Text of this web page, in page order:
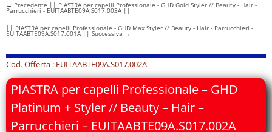
← Precedente || PIASTRA per capelli Professionale - GHD Gold Styler // Beauty - Hair -
Parrucchieri - EUITAABTE09A.S017.003A ||
|| PIASTRA per capelli Professionale - GHD Max Styler // Beauty - Hair - Parrucchieri -
EUITAABTE09A.S017.001A || Successiva →
Cod. Offerta : EUITAABTE09A.S017.002A
PIASTRA per capelli Professionale – GHD
Platinum + Styler // Beauty – Hair –
Parrucchieri – EUITAABTE09A.S017.002A